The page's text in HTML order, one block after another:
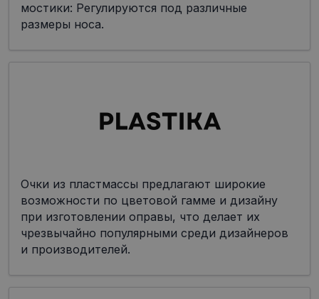
мостики: Регулируются под различные
размеры носа.
Очки из пластмассы предлагают широкие
возможности по цветовой гамме и дизайну
при изготовлении оправы, что делает их
чрезвычайно популярными среди дизайнеров
и производителей.